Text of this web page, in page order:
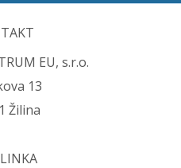
EU, s.r.o.
13
Žilina